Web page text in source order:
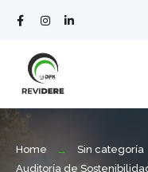
Home Sin categoría
Auditoría de